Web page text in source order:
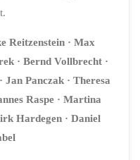
Reitzenstein · Max
· Bernd Vollbrecht ·
· Jan Panczak · Theresa
Raspe ·Martina
Hardegen · Daniel